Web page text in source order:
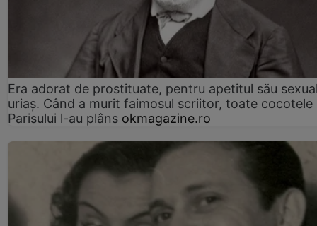
Era adorat de prostituate, pentru apetitul său
uriaș. Când a murit faimosul scriitor, toate cocotele
Parisului l-au plâns okmagazine.ro